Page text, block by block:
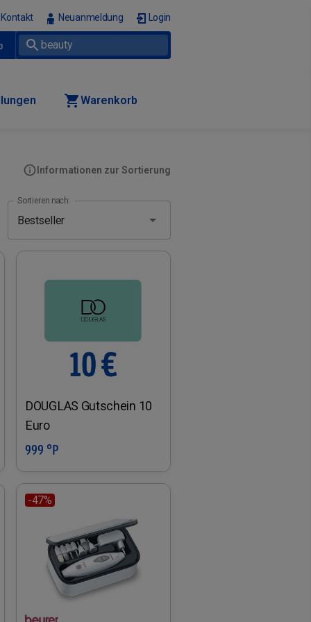
Kontakt Neuanmeldung Login
Warenkorb
Informationen zur Sortierung
Sortieren nach:
DOUGLAS Gutschein 10
Euro
999 °P
-47%